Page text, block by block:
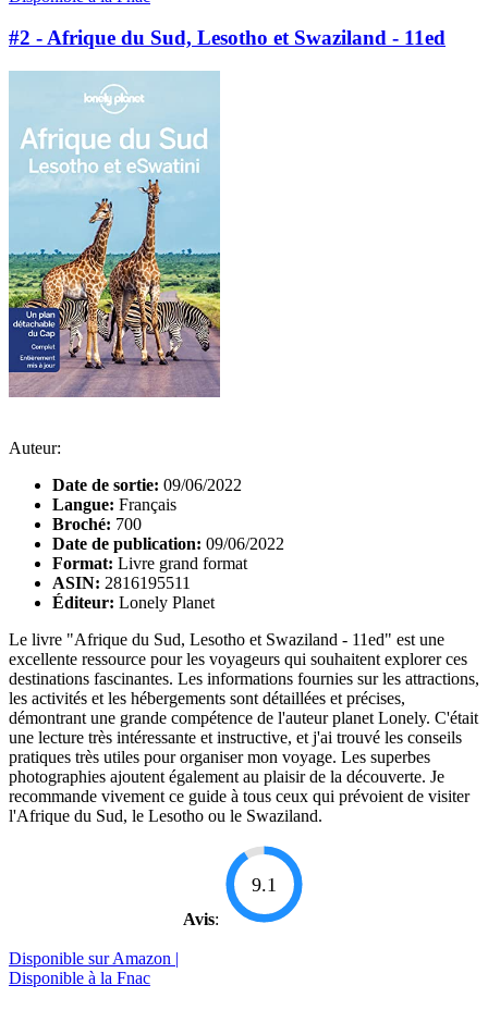
#2 - Afrique du Sud, Lesotho et Swaziland - 11ed
Auteur:
Date de sortie: 09/06/2022
Langue: Français
Broché: 700
Date de publication: 09/06/2022
Format: Livre grand format
ASIN: 2816195511
Éditeur: Lonely Planet
Le livre "Afrique du Sud, Lesotho et Swaziland - 11ed" est une
excellente ressource pour les voyageurs qui souhaitent explorer ces
destinations fascinantes. Les informations fournies sur les attractions,
les activités et les hébergements sont détaillées et précises,
démontrant une grande compétence de l'auteur planet Lonely. C'était
une lecture très intéressante et instructive, et j'ai trouvé les conseils
pratiques très utiles pour organiser mon voyage. Les superbes
photographies ajoutent également au plaisir de la découverte. Je
recommande vivement ce guide à tous ceux qui prévoient de visiter
l'Afrique du Sud, le Lesotho ou le Swaziland.
Avis:
9.1
Disponible sur Amazon |
Disponible à la Fnac